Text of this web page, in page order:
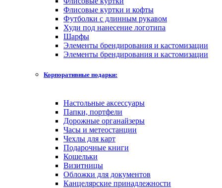
Флисовые куртки и кофты
Футболки с длинным рукавом
Худи под нанесение логотипа
Шарфы
Элементы брендирования и кастомизации
Элементы брендирования и кастомизации
Корпоративные подарки:
Настольные аксессуары
Папки, портфели
Дорожные органайзеры
Часы и метеостанции
Чехлы для карт
Подарочные книги
Кошельки
Визитницы
Обложки для документов
Канцелярские принадлежности